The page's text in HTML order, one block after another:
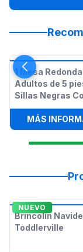
1 Mesa
Adultos de 5
Sillas Negras
MÁS
NUEVO
Brincolín
Toddlerville